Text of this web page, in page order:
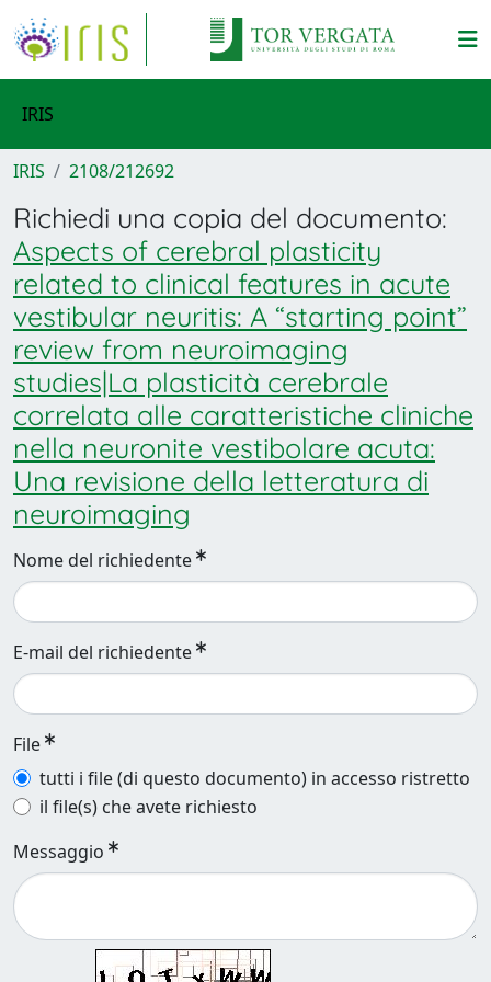
IRIS
IRIS 2108/212692
Richiedi una copia del documento:
Aspects of cerebral plasticity
related to clinical features in acute
vestibular neuritis: A “starting point”
review from neuroimaging
studies|La plasticità cerebrale
correlata alle caratteristiche cliniche
nella neuronite vestibolare acuta:
Una revisione della letteratura di
neuroimaging
Nome del richiedente
E-mail del richiedente
File
tutti i file (di questo documento) in accesso ristretto
il file(s) che avete richiesto
Messaggio